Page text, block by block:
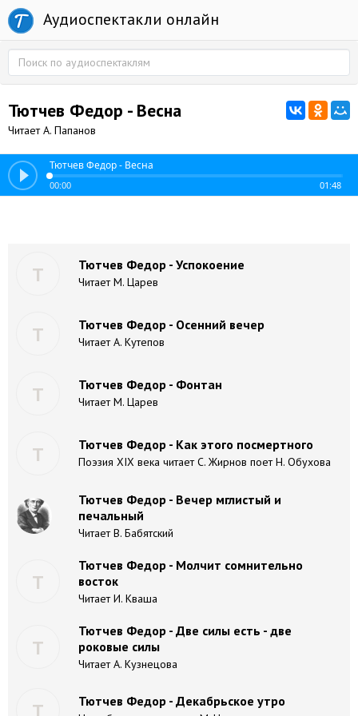
Аудиоспектакли онлайн
Тютчев Федор - Весна
Читает А. Папанов
Тютчев Федор - Весна
00:00 01:48
Т Тютчев Федор - Успокоение
Читает М. Царев
Т Тютчев Федор - Осенний вечер
Читает А. Кутепов
Т Тютчев Федор - Фонтан
Читает М. Царев
Т Тютчев Федор - Как этого посмертного
Поэзия XIX века читает С. Жирнов поет Н. Обухова
Тютчев Федор - Вечер мглистый и
печальный
Читает В. Бабятский
Т
Тютчев Федор - Молчит сомнительно
восток
Читает И. Кваша
Т
Тютчев Федор - Две силы есть - две
роковые силы
Читает А. Кузнецова
Т Тютчев Федор - Декабрьское утро